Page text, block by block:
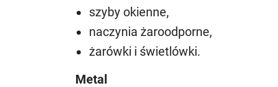
szyby okienne,
naczynia żaroodporne,
żarówki i świetlówki.
Metal